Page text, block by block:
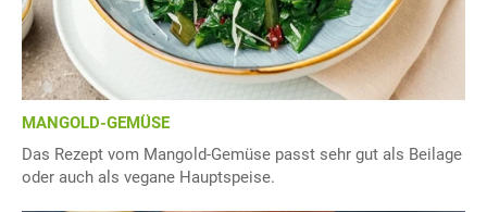
MANGOLD-GEMÜSE
Das Rezept vom Mangold-Gemüse passt sehr gut als Beilage
oder auch als vegane Hauptspeise.